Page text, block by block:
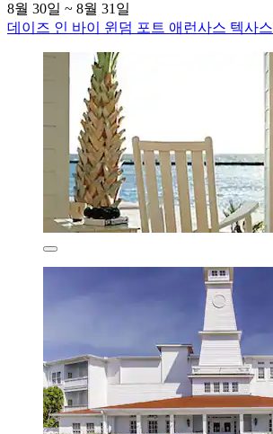
8월 30일 ~ 8월 31일
데이즈 인 바이 윈덤 포트 애런사스 텍사스